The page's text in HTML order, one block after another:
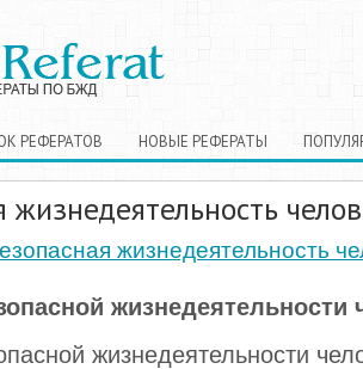
РЕФЕРАТОВ НОВЫЕ РЕФЕРАТЫ
жизнедеятельность
жизнедеятельность
жизнедеятельности
жизнедеятельности